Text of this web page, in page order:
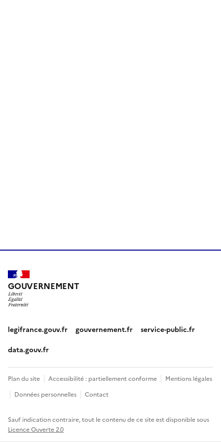
GOUVERNEMENT
legifrance.gouv.fr gouvernement.fr service-public.fr
data.gouv.fr
Plan du site Accessibilité : partiellement conforme
Mentions légales
Données personnelles
Contact
Sauf indication contraire, tout le contenu de ce site est disponible sous
Licence Ouverte 2.0